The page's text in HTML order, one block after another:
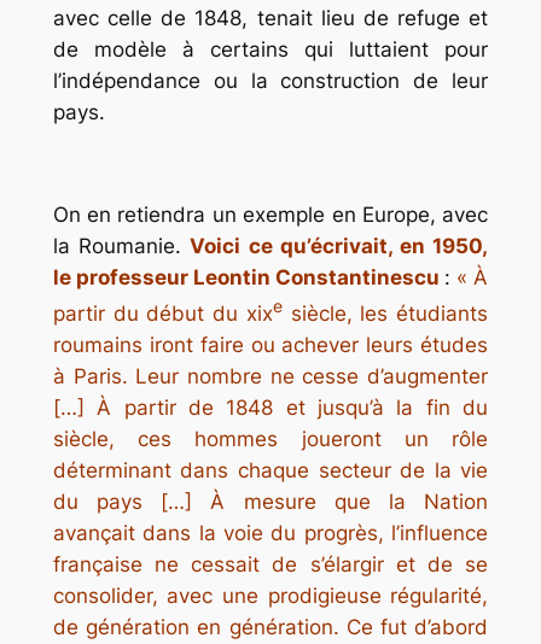
avec celle de 1848, tenait lieu de refuge et
de modèle à certains qui luttaient pour
l’indépendance ou la construction de leur
pays.
On en retiendra un exemple en Europe, avec
la Roumanie.Voici ce qu’écrivait, en 1950,
le professeur Leontin Constantinescu : « À
partir du début du xixesiècle, les étudiants
roumains iront faire ou achever leurs études
à Paris. Leur nombre ne cesse d’augmenter
[…] À partir de 1848 et jusqu’à la fin du
siècle, ces hommes joueront un rôle
déterminant dans chaque secteur de la vie
du pays […] À mesure que la Nation
avançait dans la voie du progrès, l’influence
française ne cessait de s’élargir et de se
consolider, avec une prodigieuse régularité,
de génération en génération. Ce fut d’abord